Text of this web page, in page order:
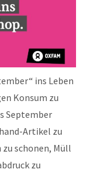
ins Leben
Konsum zu
September
Artikel zu
schonen, Müll
zu